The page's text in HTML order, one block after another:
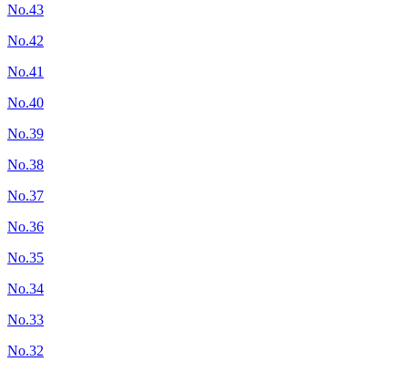
No.43
No.42
No.41
No.40
No.39
No.38
No.37
No.36
No.35
No.34
No.33
No.32